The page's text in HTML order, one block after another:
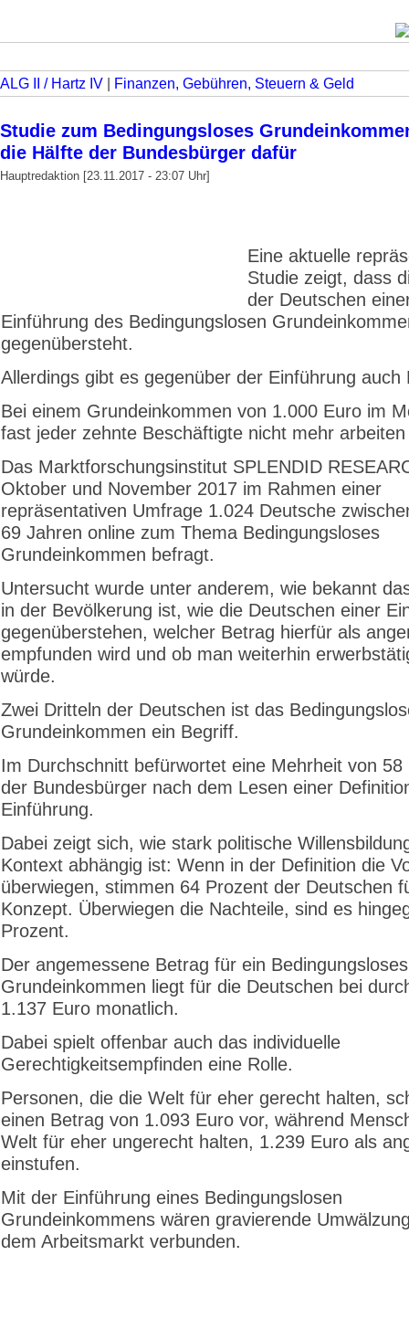
ALG II / Hartz IV Finanzen, Gebühren, Steuern & Geld
Studie zum Bedingungsloses
die Hälfte der Bundesbürger dafür
Hauptredaktion [23.11.2017 - 23:07 Uhr]
Eine aktuelle
Studie zeigt, dass
der Deutschen
Einführung des Bedingungslosen
gegenübersteht.
Allerdings gibt es gegenüber der Einführung auch
Bei einem Grundeinkommen von 1.000 Euro im
fast jeder zehnte Beschäftigte nicht mehr
Das Marktforschungsinstitut SPLENDID
Oktober und November 2017 im Rahmen einer
repräsentativen Umfrage 1.024 Deutsche
69 Jahren online zum Thema Bedingungsloses
Grundeinkommen befragt.
Untersucht wurde unter anderem, wie bekannt
in der Bevölkerung ist, wie die Deutschen einer
gegenüberstehen, welcher Betrag hierfür als
empfunden wird und ob man weiterhin
würde.
Zwei Dritteln der Deutschen ist das
Grundeinkommen ein Begriff.
Im Durchschnitt befürwortet eine Mehrheit von 58
der Bundesbürger nach dem Lesen einer
Einführung.
Dabei zeigt sich, wie stark politische
Kontext abhängig ist: Wenn in der Definition die
überwiegen, stimmen 64 Prozent der Deutschen
Konzept. Überwiegen die Nachteile, sind es
Prozent.
Der angemessene Betrag für ein Bedingungsloses
Grundeinkommen liegt für die Deutschen bei
1.137 Euro monatlich.
Dabei spielt offenbar auch das individuelle
Gerechtigkeitsempfinden eine Rolle.
Personen, die die Welt für eher gerecht halten,
einen Betrag von 1.093 Euro vor, während
Welt für eher ungerecht halten, 1.239 Euro als
einstufen.
Mit der Einführung eines Bedingungslosen
Grundeinkommens wären gravierende
dem Arbeitsmarkt verbunden.